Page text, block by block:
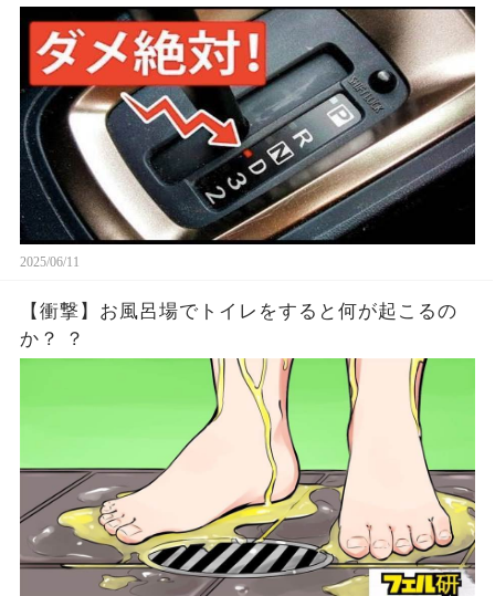
2025/06/11
【衝撃】お風呂場でトイレをすると何が起こるの
か？ ？